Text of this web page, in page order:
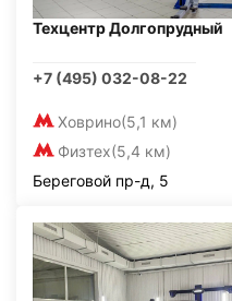
Техцентр Долгопрудный
+7 (495) 032-08-22
Ховрино(5,1 км)
Физтех(5,4 км)
Береговой пр-д, 5